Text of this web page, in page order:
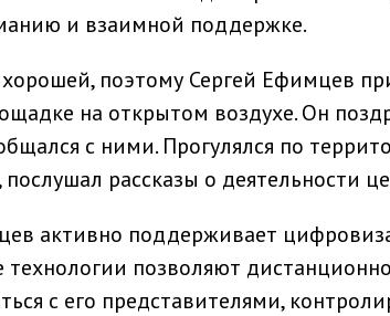
и взаимной поддержке.
поэтому Сергей Ефимцев
на открытом воздухе. Он
с ними. Прогулялся по
послушал рассказы о деятельности
активно поддерживает
позволяют
с его представителями,